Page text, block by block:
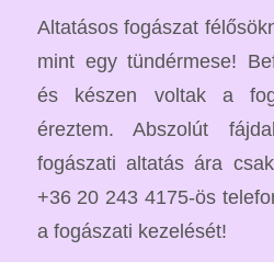
Altatásos fogászat
mint egy tündérmese!
és készen voltak a
éreztem. Abszolút
fogászati altatás ára
+36 20 243 4175-ös
a fogászati kezelését!